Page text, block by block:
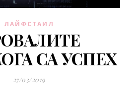
ЛАЙФСТАИЛ
СА УСПЕХ
27/03/2019